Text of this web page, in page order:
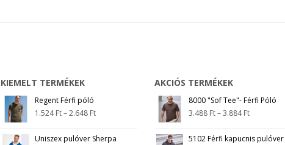
KIEMELT TERMÉKEK
Regent Férfi póló
1.524Ft–2.648 Ft
Uniszex pulóver Sherpa
AKCIÓS TERMÉKEK
8000 "Sof Tee"- Férfi Póló
3.488 Ft–3.884Ft
5102 Férfi kapucnis pulóver